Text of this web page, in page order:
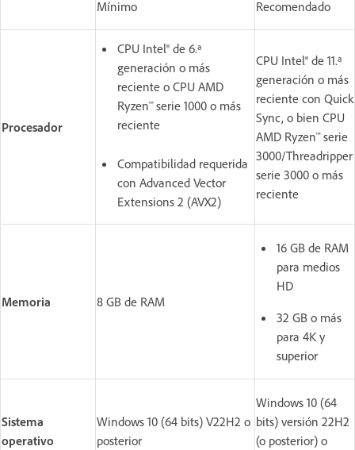
Mínimo Recomendado
Procesador
CPU Intel® de 6.ª
generación o más
reciente o CPU AMD
Ryzen™ serie 1000 o más
reciente
Compatibilidad requerida
con Advanced Vector
Extensions 2 (AVX2)
CPU Intel® de 11.ª
generación o más
reciente con Quick
Sync, o bien CPU
AMD Ryzen™ serie
3000/Threadripper
serie 3000 o más
reciente
Memoria 8 GB de RAM
16 GB de RAM
para medios
HD
32 GB o más
para 4K y
superior
Sistema
operativo
Windows 10 (64 bits) V22H2 o
posterior
Windows 10 (64
bits) versión 22H2
(o posterior) o